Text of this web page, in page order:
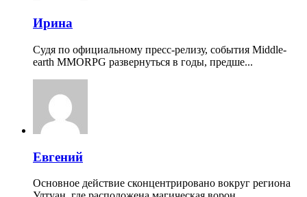
Ирина
Судя по официальному пресс-релизу, события Middle-
earth MMORPG развернуться в годы, предше...
Евгений
Основное действие сконцентрировано вокруг региона